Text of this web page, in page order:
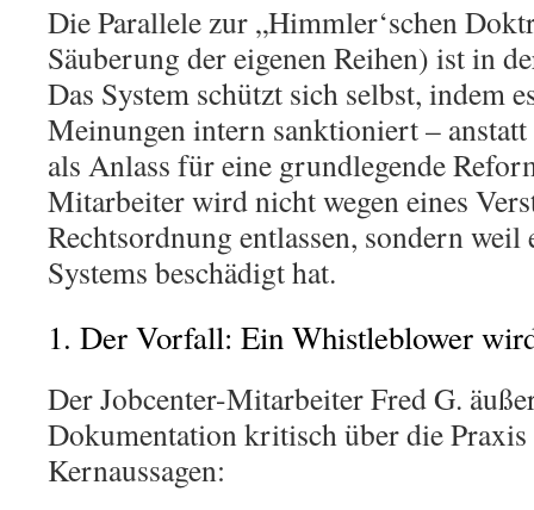
Die Parallele zur „Himmler‘schen
Säuberung der eigenen Reihen) ist in
Das System schützt sich selbst, indem
Meinungen intern sanktioniert –
als Anlass für eine grundlegende
Mitarbeiter wird nicht wegen eines
Rechtsordnung entlassen, sondern
Systems beschädigt hat.
1. Der Vorfall: Ein Whistleblower
Der Jobcenter-Mitarbeiter Fred G.
Dokumentation kritisch über die Praxis
Kernaussagen: